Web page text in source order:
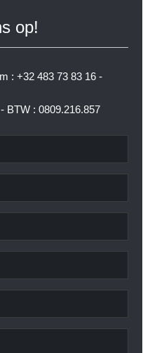
op!
: +32 483 73 83 16 -
- BTW : 0809.216.857